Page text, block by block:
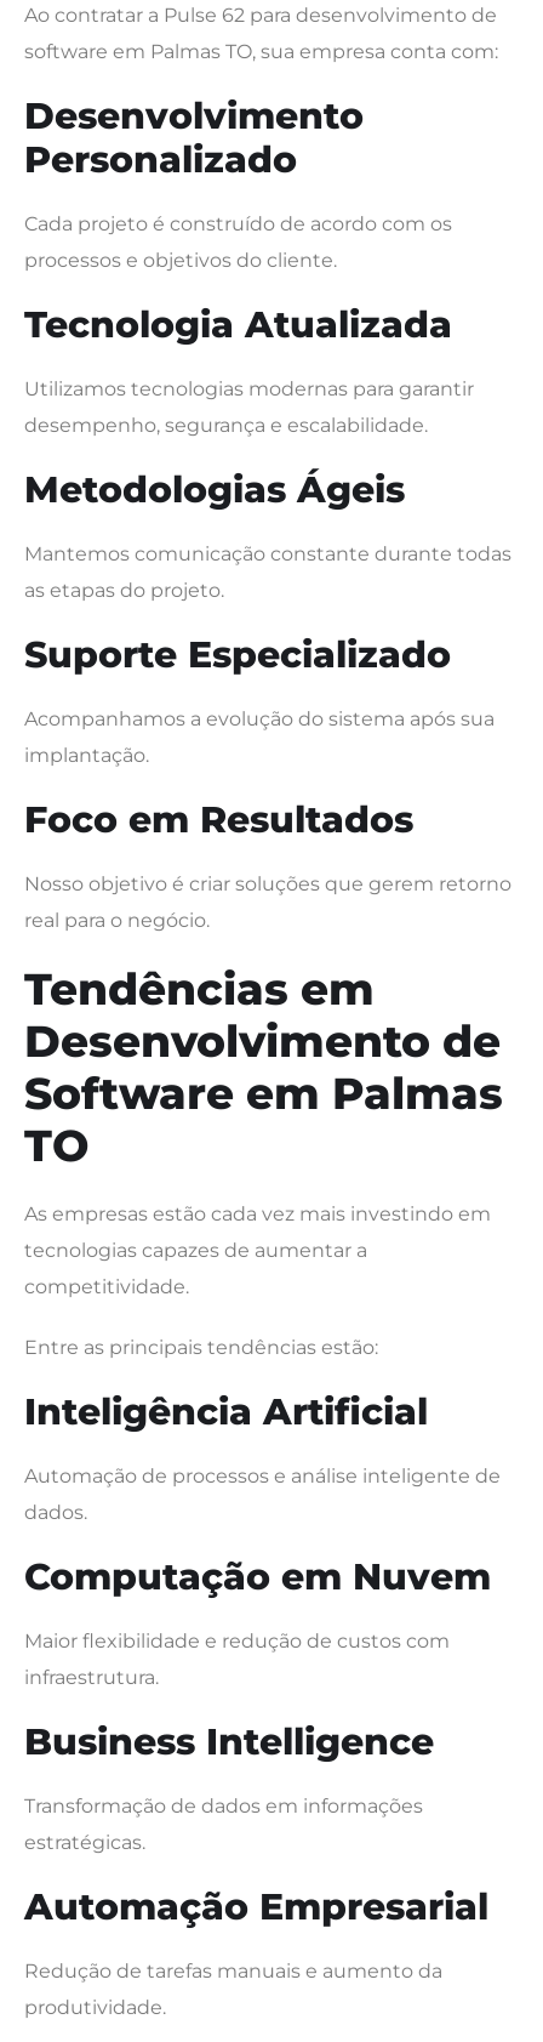
Ao contratar a Pulse 62 para desenvolvimento de
software em Palmas TO, sua empresa conta com:
Desenvolvimento
Personalizado
Cada projeto é construído de acordo com os
processos e objetivos do cliente.
Tecnologia Atualizada
Utilizamos tecnologias modernas para garantir
desempenho, segurança e escalabilidade.
Metodologias Ágeis
Mantemos comunicação constante durante todas
as etapas do projeto.
Suporte Especializado
Acompanhamos a evolução do sistema após sua
implantação.
Foco em Resultados
Nosso objetivo é criar soluções que gerem retorno
real para o negócio.
Tendências em
Desenvolvimento de
Software em Palmas
TO
As empresas estão cada vez mais investindo em
tecnologias capazes de aumentar a
competitividade.
Entre as principais tendências estão:
Inteligência Artificial
Automação de processos e análise inteligente de
dados.
Computação em Nuvem
Maior flexibilidade e redução de custos com
infraestrutura.
Business Intelligence
Transformação de dados em informações
estratégicas.
Automação Empresarial
Redução de tarefas manuais e aumento da
produtividade.